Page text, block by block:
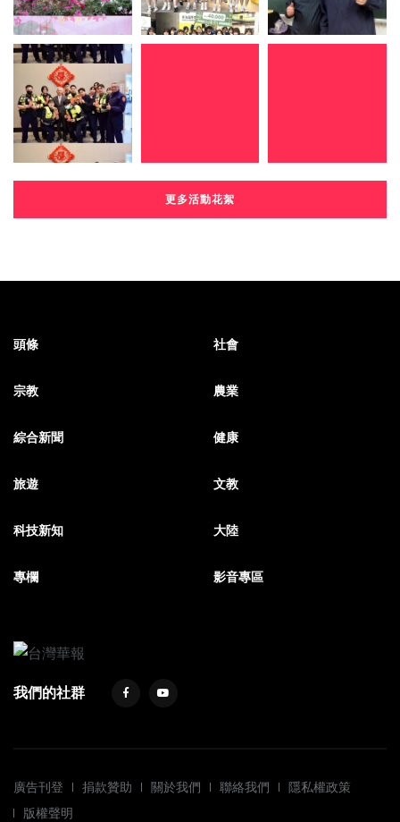
更多活動花絮
頭條 社會
宗教 農業
綜合新聞 健康
旅遊 文教
科技新知 大陸
專欄 影音專區
我們的社群
廣告刊登 捐款贊助 關於我們 聯絡我們
隱私權政策
版權聲明